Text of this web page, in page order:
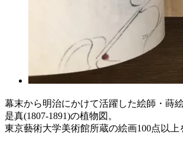
幕末から明治にかけて活躍した絵師・蒔
是真(1807-1891)の植物図。
東京藝術大学美術館所蔵の絵画100点以上